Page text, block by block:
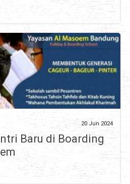
20 Jun 2024
Baru di Boarding